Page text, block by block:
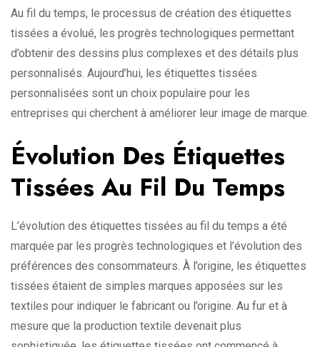
Au fil du temps, le processus de création des étiquettes
tissées a évolué, les progrès technologiques permettant
d’obtenir des dessins plus complexes et des détails plus
personnalisés. Aujourd’hui, les étiquettes tissées
personnalisées sont un choix populaire pour les
entreprises qui cherchent à améliorer leur image de marque.
Évolution Des Étiquettes
Tissées Au Fil Du Temps
L’évolution des étiquettes tissées au fil du temps a été
marquée par les progrès technologiques et l’évolution des
préférences des consommateurs. À l’origine, les étiquettes
tissées étaient de simples marques apposées sur les
textiles pour indiquer le fabricant ou l’origine. Au fur et à
mesure que la production textile devenait plus